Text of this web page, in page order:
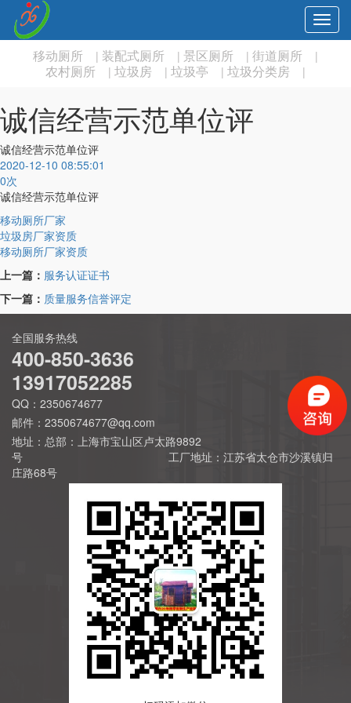
移动厕所 | 装配式厕所 | 景区厕所 | 街道厕所 |
农村厕所 | 垃圾房 | 垃圾亭 | 垃圾分类房 |
诚信经营示范单位评
诚信经营示范单位评
2020-12-10 08:55:01
0次
诚信经营示范单位评
移动厕所厂家
垃圾房厂家资质
移动厕所厂家资质
上一篇： 服务认证证书
下一篇： 质量服务信誉评定
全国服务热线
400-850-3636
13917052285
QQ：2350674677
邮件：2350674677@qq.com
地址：总部：上海市宝山区卢太路9892
号 工厂地址：江苏省太仓市沙溪镇归
庄路68号